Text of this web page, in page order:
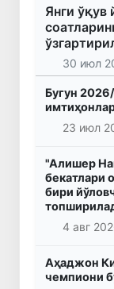
Янги ўқув
30 июл
Бугун
23 июл
"Алишер
бекатлари
бири
4 авг
Аҳаджон
чемпиони